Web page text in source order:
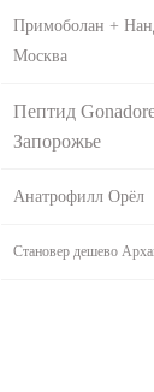
Примоболан +
Москва
Пептид
Запорожье
Анатрофилл Орёл
Становер дешево